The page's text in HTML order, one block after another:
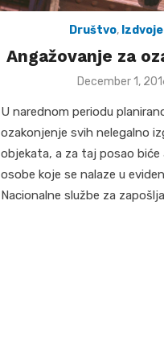
Društvo,
Angažovanje za
Posted
December 1,
U narednom periodu
ozakonjenje svih nelegalno
objekata, a za taj posao biće
osobe koje se nalaze u
Nacionalne službe za